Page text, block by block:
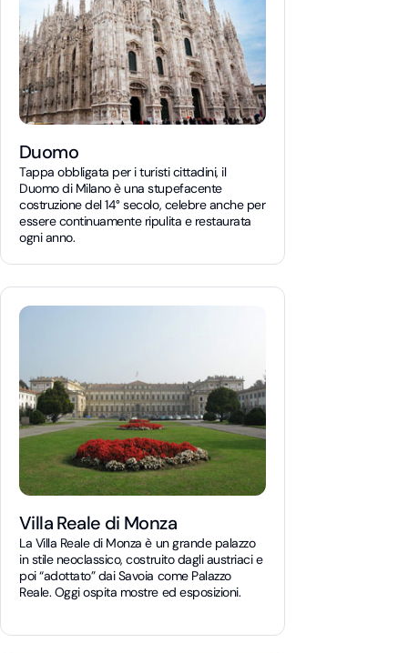
Duomo
Tappa obbligata per i turisti cittadini, il
Duomo di Milano è una stupefacente
costruzione del 14° secolo, celebre anche per
essere continuamente ripulita e restaurata
ogni anno.
Villa Reale di Monza
La Villa Reale di Monza è un grande palazzo
in stile neoclassico, costruito dagli austriaci e
poi “adottato” dai Savoia come Palazzo
Reale. Oggi ospita mostre ed esposizioni.